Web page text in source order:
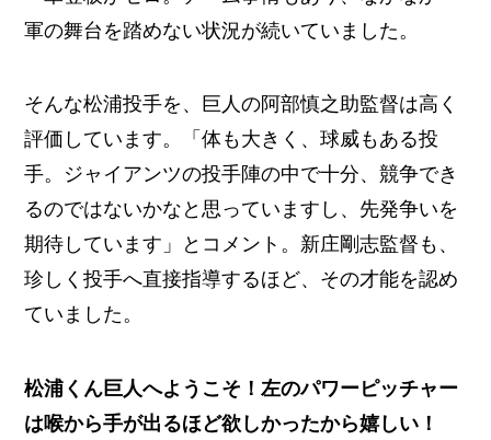
軍の舞台を踏めない状況が続いていました。
そんな松浦投手を、巨人の阿部慎之助監督は高く
評価しています。「体も大きく、球威もある投
手。ジャイアンツの投手陣の中で十分、競争でき
るのではないかなと思っていますし、先発争いを
期待しています」とコメント。新庄剛志監督も、
珍しく投手へ直接指導するほど、その才能を認め
ていました。
松浦くん巨人へようこそ！左のパワーピッチャー
は喉から手が出るほど欲しかったから嬉しい！